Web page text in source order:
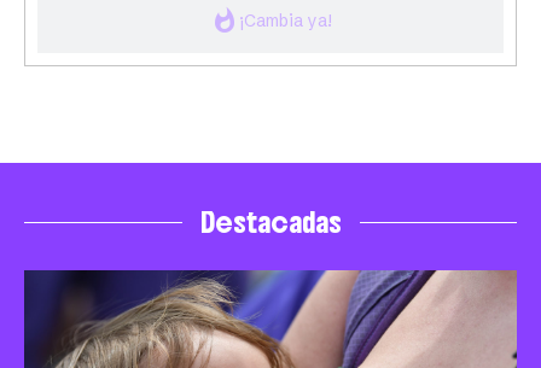
whatshot ¡Cambia ya!
Destacadas